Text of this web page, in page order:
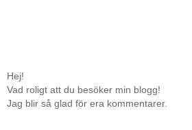
Hej!
Vad roligt att du besöker min blogg!
Jag blir så glad för era kommentarer.